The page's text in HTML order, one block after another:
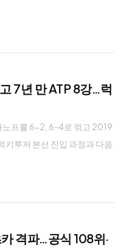
7년 만 ATP 8강…럭
노프를 6-2, 6-4로 꺾고 2019
키루저 본선 진입 과정과 다음
격파…공식 108위·